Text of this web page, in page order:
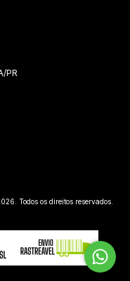
PR
Todos os direitos reservados.